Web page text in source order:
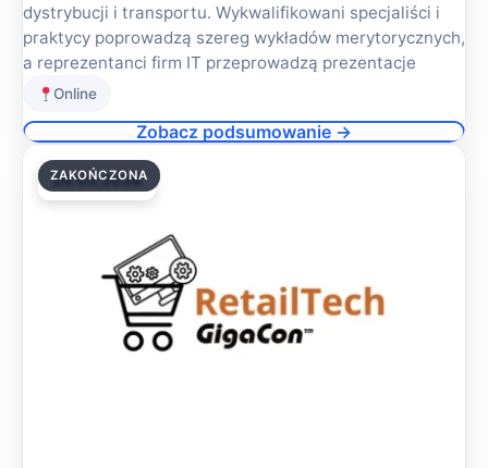
dystrybucji i transportu. Wykwalifikowani specjaliści i
praktycy poprowadzą szereg wykładów merytorycznych,
a reprezentanci firm IT przeprowadzą prezentacje
Online
Zobacz podsumowanie →
28.05.2026
ZAKOŃCZONA